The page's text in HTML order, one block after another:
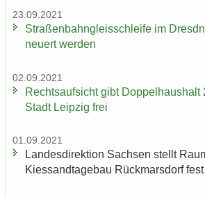
23.09.2021
Stra­ßen­bahn­gleis­schlei­fe im
neu­ert wer­den
02.09.2021
Rechts­auf­sicht gibt Dop­pel­haus­halt
Stadt Leip­zig frei
01.09.2021
Lan­des­di­rek­ti­on Sach­sen stellt
Kies­sand­ta­ge­bau Rück­mars­dorf fest